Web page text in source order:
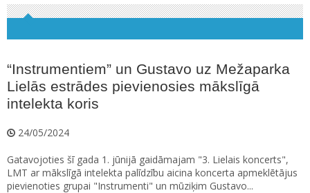
“Instrumentiem” un Gustavo uz Mežaparka
Lielās estrādes pievienosies mākslīgā
intelekta koris
24/05/2024
Gatavojoties šī gada 1. jūnijā gaidāmajam "3. Lielais koncerts",
LMT ar mākslīgā intelekta palīdzību aicina koncerta apmeklētājus
pievienoties grupai "Instrumenti" un mūziķim Gustavo...